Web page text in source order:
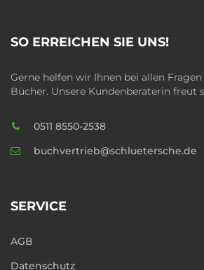
SO ERREICHEN SIE UNS!
Gerne helfen wir Ihnen bei allen
Bücher. Unsere Kundenberaterin freut
0511 8550-2538
buchvertrieb@schluetersche.de
SERVICE
AGB
Datenschutz